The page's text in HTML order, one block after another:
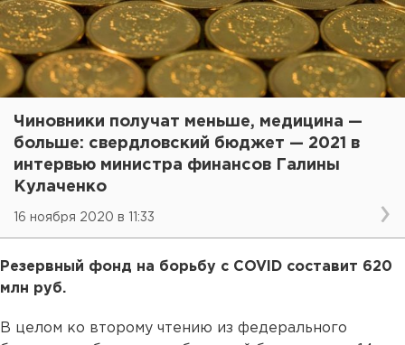
Чиновники получат меньше, медицина —
больше: свердловский бюджет — 2021 в
интервью министра финансов Галины
Кулаченко
16 ноября 2020 в 11:33
Резервный фонд на борьбу с COVID составит 620
млн руб.
В целом ко второму чтению из федерального